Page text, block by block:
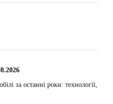
за останні роки: технології,